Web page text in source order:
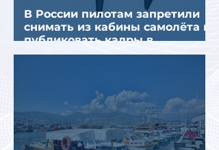
В России пилотам запретили
снимать из кабины самолёта и
публиковать кадры в
интернете